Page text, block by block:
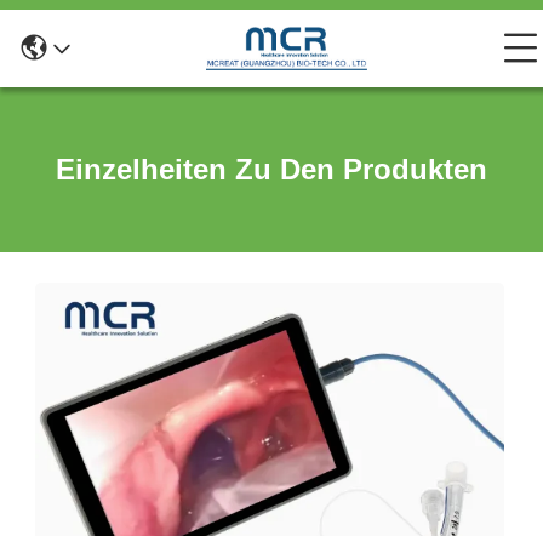
Einzelheiten Zu Den Produkten